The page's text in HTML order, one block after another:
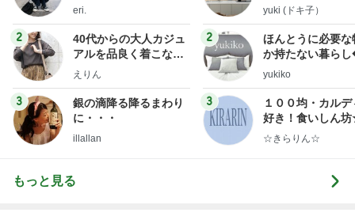
eri.
2
40代からの大人カジュ
アルを品良く着こなす
ファッションブログ
えりん
3
銀の滴降る降るまわり
に・・・
illallan
yuki (ドキ子）
2
ほんとうに必要な
か持たない暮ら
ep Life Simple◆
yukiko
3
１００均・カルデ
好き！食いしん
らりん☆のブログ
☆きらりん☆
もっと見る